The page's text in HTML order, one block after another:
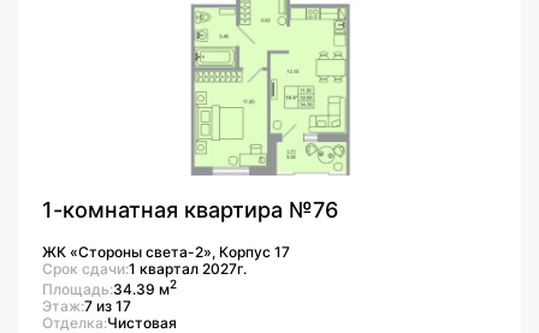
1-комнатная квартира №76
ЖК «Стороны света-2», Корпус 17
Срок сдачи:1 квартал 2027г.
Площадь:34.39 м2
Этаж:7 из 17
Отделка:Чистовая